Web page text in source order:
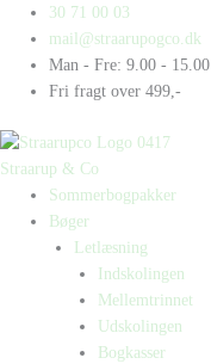
indholdet
30 71 00 03
mail@straarupogco.dk
Man - Fre: 9.00 - 15.00
Fri fragt over 499,-
Straarup & Co
Sommerbogpakker
Bøger
Letlæsning
Indskolingen
Mellemtrinnet
Udskolingen
Bogkasser
Products
search
Products
search
Falskmøntnerne
Berlin